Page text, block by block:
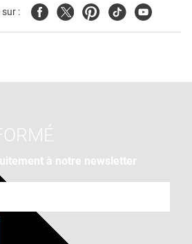
: FacebookTwitterPinterest
TiktokYoutube
à notre newsletter